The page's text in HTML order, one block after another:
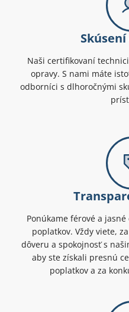
Naši certifikovaní
opravy. S nami máte
odborníci s dlhoročnými
Ponúkame férové a
poplatkov. Vždy viete,
dôveru a spokojnosť s
aby ste získali presnú
poplatkov a za